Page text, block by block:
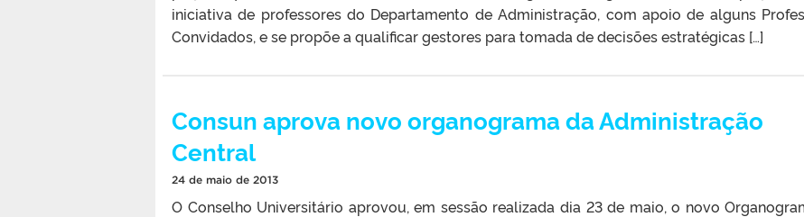
iniciativa de professores do Departamento de Administração, com apoio de alguns
Convidados, e se propõe a qualificar gestores para tomada de decisões estratégicas […]
Consun aprova novo organograma da Administração
Central
24 de maio de 2013
O Conselho Universitário aprovou, em sessão realizada dia 23 de maio, o novo